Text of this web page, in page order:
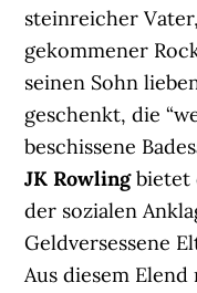
steinreicher
gekommener
seinen Sohn
geschenkt, die
beschissene
JK Rowlingbietet
der sozialen
Geldversessene
Aus diesem